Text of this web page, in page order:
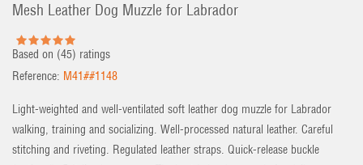
Mesh Leather Dog Muzzle for Labrador
Based on (45) ratings
Reference: M41##1148
Light-weighted and well-ventilated soft leather dog muzzle for Labrador
walking, training and socializing. Well-processed natural leather. Careful
stitching and riveting. Regulated leather straps. Quick-release buckle